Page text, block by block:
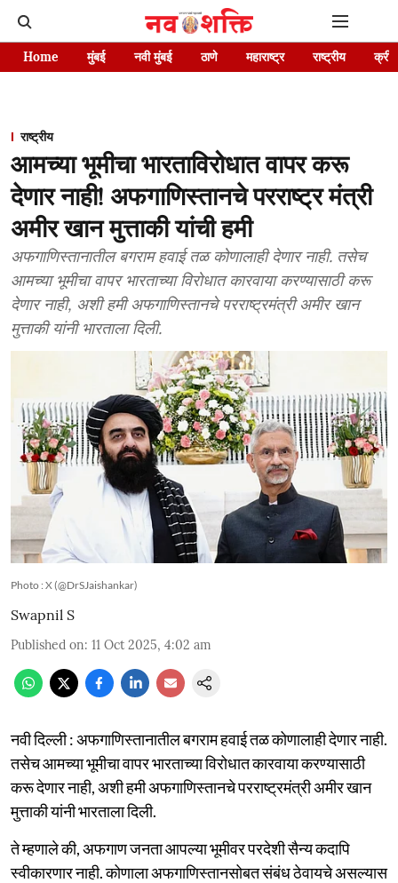
Home मुंबई नवी मुंबई ठाणे महाराष्ट्र राष्ट्रीय
राष्ट्रीय
आमच्या भूमीचा भारताविरोधात वापर करू
देणार नाही! अफगाणिस्तानचे परराष्ट्र मंत्री
अमीर खान मुत्ताकी यांची हमी
अफगाणिस्तानातील बगराम हवाई तळ कोणालाही देणार नाही. तसेच
आमच्या भूमीचा वापर भारताच्या विरोधात कारवाया करण्यासाठी करू
देणार नाही, अशी हमी अफगाणिस्तानचे परराष्ट्रमंत्री अमीर खान
मुत्ताकी यांनी भारताला दिली.
Photo : X (@DrSJaishankar)
Swapnil S
Published on: 11 Oct 2025, 4:02 am
नवी दिल्ली : अफगाणिस्तानातील बगराम हवाई तळ कोणालाही देणार नाही.
तसेच आमच्या भूमीचा वापर भारताच्या विरोधात कारवाया करण्यासाठी
करू देणार नाही, अशी हमी अफगाणिस्तानचे परराष्ट्रमंत्री अमीर खान
मुत्ताकी यांनी भारताला दिली.
ते म्हणाले की, अफगाण जनता आपल्या भूमीवर परदेशी सैन्य कदापि
स्वीकारणार नाही. कोणाला अफगाणिस्तानसोबत संबंध ठेवायचे असल्यास